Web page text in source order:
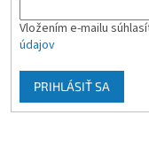
Vložením e-mailu
údajov
PRIHLÁSIŤ SA